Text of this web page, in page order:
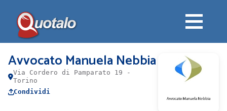
Avvocato Manuela Nebbia
Via Cordero di Pamparato 19 -
Torino
Condividi